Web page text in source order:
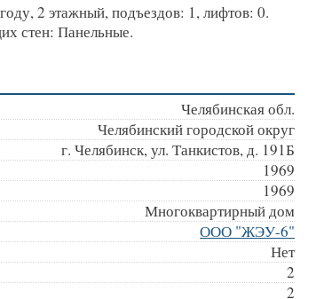
2 этажный, подъездов: 1, лифтов: 0.
стен: Панельные.
Челябинская обл.
Челябинский городской округ
г. Челябинск, ул. Танкистов, д. 191Б
1969
1969
Многоквартирный дом
ООО "ЖЭУ-6"
Нет
2
2